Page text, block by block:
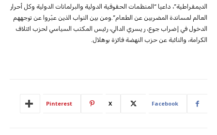
الديمقراطية”، داعيا “المنظمات الحقوقية الدولية والبرلمانات الدولية وكل أحرار
العالم لمساندة المضربين عن الطعام”.ومن بين النواب الذين عبّروا عن توجههم
الدخول في إضراب جوع، ر يسري الدالي، رئيس المكتب السياسي لحزب ائتلاف
الكرامة، والنائبة عن حزب النهضة فائزة بوهلال.
Facebook
X
Pinterest